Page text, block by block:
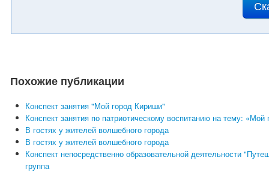
Похожие публикации
Конспект занятия "Мой город Кириши"
Конспект занятия по патриотическому воспитанию на тему: «Мой
В гостях у жителей волшебного города
В гостях у жителей волшебного города
Конспект непосредственно образовательной деятельности
группа